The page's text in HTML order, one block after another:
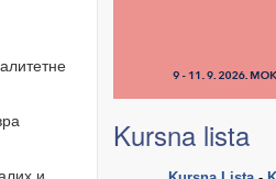
и
Kursna lista